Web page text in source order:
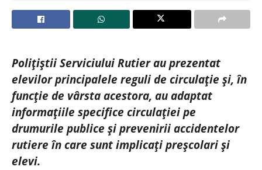
Polițiștii Serviciului Rutier au prezentat
elevilor principalele reguli de circulație și, în
funcție de vârsta acestora, au adaptat
informațiile specifice circulației pe
drumurile publice și prevenirii accidentelor
rutiere în care sunt implicați preșcolari și
elevi.